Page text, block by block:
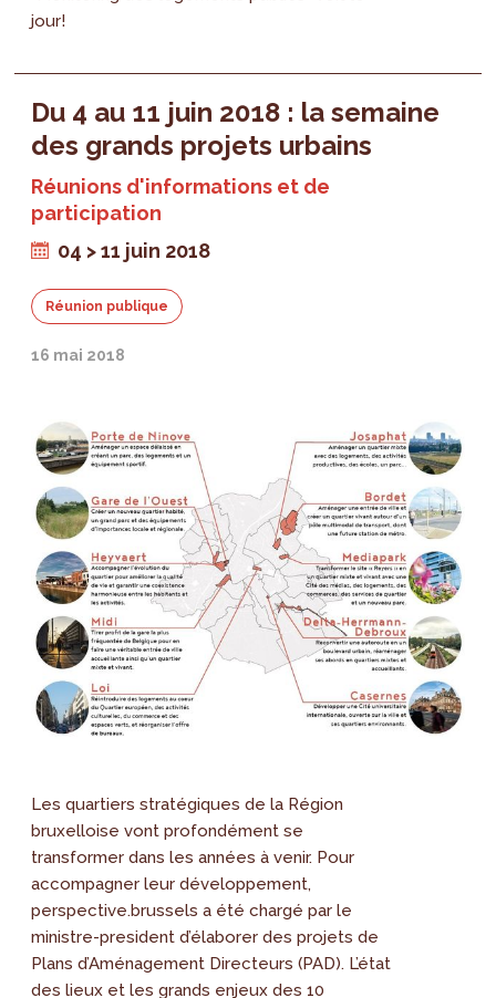
jour!
Du 4 au 11 juin 2018 : la semaine
des grands projets urbains
Réunions d'informations et de
participation
04 > 11 juin 2018
Réunion publique
16 mai 2018
Les quartiers stratégiques de la Région
bruxelloise vont profondément se
transformer dans les années à venir. Pour
accompagner leur développement,
perspective.brussels a été chargé par le
ministre-president d’élaborer des projets de
Plans d’Aménagement Directeurs (PAD). L’état
des lieux et les grands enjeux des 10